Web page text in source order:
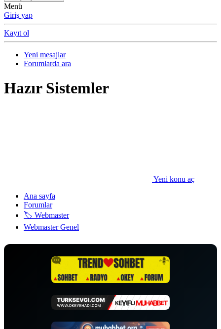
Menü
Giriş yap
Kayıt ol
Yeni mesajlar
Forumlarda ara
Hazır Sistemler
Yeni konu aç
Ana sayfa
Forumlar
🏷️ Webmaster
Webmaster Genel